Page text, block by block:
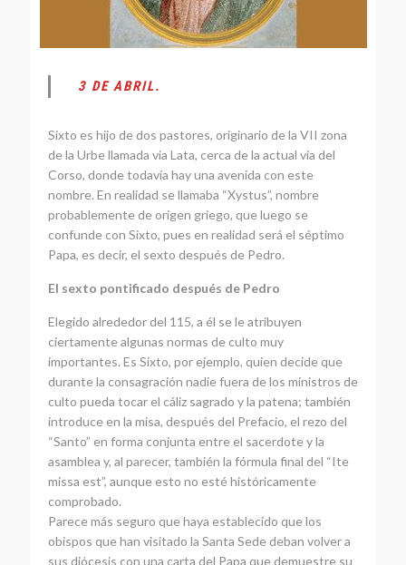
3 DE ABRIL.
Sixto es hijo de dos pastores, originario de la VII zona
de la Urbe llamada via Lata, cerca de la actual via del
Corso, donde todavía hay una avenida con este
nombre. En realidad se llamaba “Xystus”, nombre
probablemente de origen griego, que luego se
confunde con Sixto, pues en realidad será el séptimo
Papa, es decir, el sexto después de Pedro.
El sexto pontificado después de Pedro
Elegido alrededor del 115, a él se le atribuyen
ciertamente algunas normas de culto muy
importantes. Es Sixto, por ejemplo, quien decide que
durante la consagración nadie fuera de los ministros de
culto pueda tocar el cáliz sagrado y la patena; también
introduce en la misa, después del Prefacio, el rezo del
“Santo” en forma conjunta entre el sacerdote y la
asamblea y, al parecer, también la fórmula final del “Ite
missa est”, aunque esto no esté históricamente
comprobado.
Parece más seguro que haya establecido que los
obispos que han visitado la Santa Sede deban volver a
sus diócesis con una carta del Papa que demuestre su